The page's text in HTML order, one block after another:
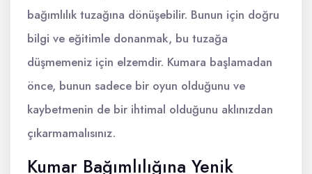
bağımlılık tuzağına dönüşebilir. Bunun için doğru
bilgi ve eğitimle donanmak, bu tuzağa
düşmemeniz için elzemdir. Kumara başlamadan
önce, bunun sadece bir oyun olduğunu ve
kaybetmenin de bir ihtimal olduğunu aklınızdan
çıkarmamalısınız.
Kumar Bağımlılığına Yenik